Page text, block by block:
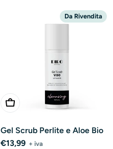
Da Rivendita
Add To Cart
Gel Scrub Perlite e Aloe Bio
Regular
€13,99 + iva